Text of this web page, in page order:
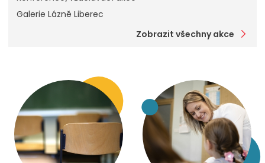
Galerie Lázně Liberec
Zobrazit všechny akce